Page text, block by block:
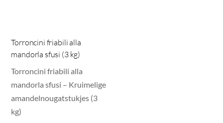
Torroncini friabili alla
mandorla sfusi (3 kg)
Torroncini friabili alla
mandorla sfusi – Kruimelige
amandelnougatstukjes (3
kg)